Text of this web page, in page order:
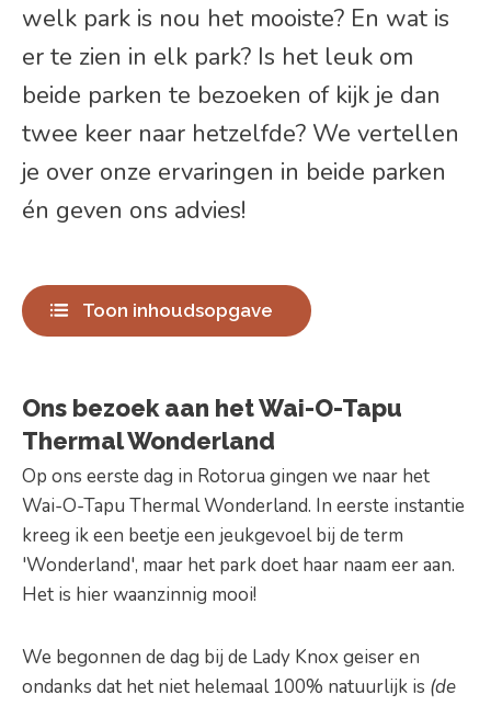
welk park is nou het mooiste? En wat is
er te zien in elk park? Is het leuk om
beide parken te bezoeken of kijk je dan
twee keer naar hetzelfde? We vertellen
je over onze ervaringen in beide parken
én geven ons advies!
Toon inhoudsopgave
Ons bezoek aan het Wai-O-Tapu
Thermal Wonderland
Op ons eerste dag in Rotorua gingen we naar het
Wai-O-Tapu Thermal Wonderland. In eerste instantie
kreeg ik een beetje een jeukgevoel bij de term
'Wonderland', maar het park doet haar naam eer aan.
Het is hier waanzinnig mooi!
We begonnen de dag bij de Lady Knox geiser en
ondanks dat het niet helemaal 100% natuurlijk is (de